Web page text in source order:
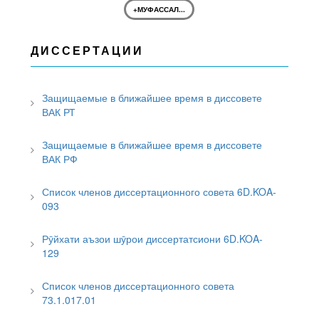
+МУФАССАЛ...
ДИССЕРТАЦИИ
Защищаемые в ближайшее время в диссовете
ВАК РТ
Защищаемые в ближайшее время в диссовете
ВАК РФ
Список членов диссертационного совета 6D.KOA-
093
Рӯйхати аъзои шӯрои диссертатсиони 6D.KOA-
129
Список членов диссертационного совета
73.1.017.01